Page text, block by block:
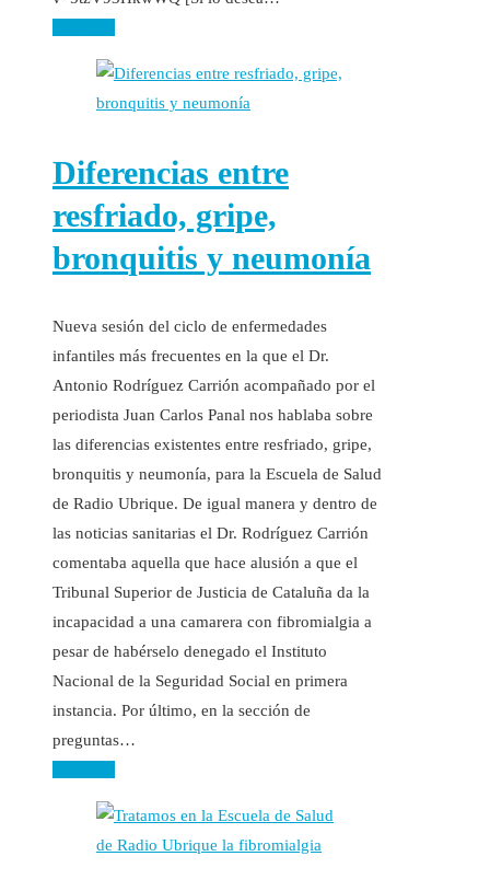
Diferencias entre
resfriado, gripe,
bronquitis y neumonía
Nueva sesión del ciclo de enfermedades
infantiles más frecuentes en la que el Dr.
Antonio Rodríguez Carrión acompañado por el
periodista Juan Carlos Panal nos hablaba sobre
las diferencias existentes entre resfriado, gripe,
bronquitis y neumonía, para la Escuela de Salud
de Radio Ubrique. De igual manera y dentro de
las noticias sanitarias el Dr. Rodríguez Carrión
comentaba aquella que hace alusión a que el
Tribunal Superior de Justicia de Cataluña da la
incapacidad a una camarera con fibromialgia a
pesar de habérselo denegado el Instituto
Nacional de la Seguridad Social en primera
instancia. Por último, en la sección de
preguntas…